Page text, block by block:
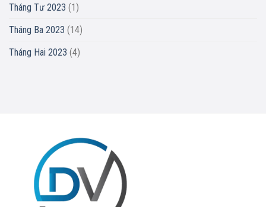
Tháng Tư 2023 (1)
Tháng Ba 2023 (14)
Tháng Hai 2023 (4)